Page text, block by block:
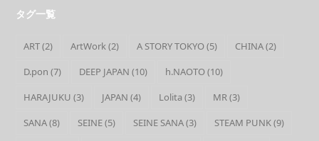
タグ一覧
ART(2) ArtWork(2) A STORY TOKYO(5) CHINA(2)
D.pon (7) DEEP JAPAN (10) h.NAOTO(10)
HARAJUKU (3) JAPAN (4) Lolita (3) MR(3)
SANA(8) SEINE(5) SEINE SANA(3) STEAM PUNK(9)